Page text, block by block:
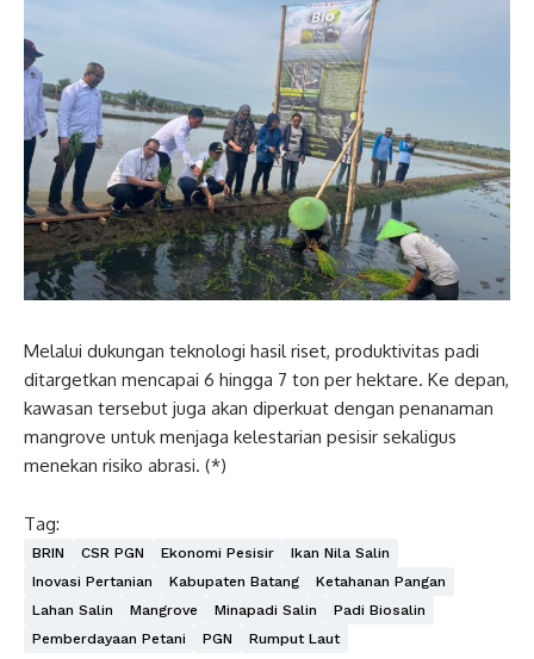
Melalui dukungan teknologi hasil riset, produktivitas padi
ditargetkan mencapai 6 hingga 7 ton per hektare. Ke depan,
kawasan tersebut juga akan diperkuat dengan penanaman
mangrove untuk menjaga kelestarian pesisir sekaligus
menekan risiko abrasi. (*)
Tag:
BRIN CSR PGN Ekonomi Pesisir
Ikan Nila Salin
Inovasi Pertanian
Kabupaten Batang
Ketahanan Pangan
Lahan Salin
Mangrove Minapadi Salin
Padi Biosalin
Pemberdayaan Petani
PGN Rumput Laut